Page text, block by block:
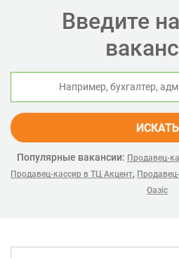
Введите
ИСКАТЬ
Популярные вакансии: Продавец-
Продавец-кассир в ТЦ Акцент,
Оазіс